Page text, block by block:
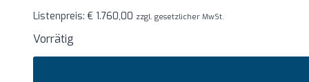
Listenpreis: € 1.760,00 zzgl. gesetzlicher MwSt.
Vorrätig